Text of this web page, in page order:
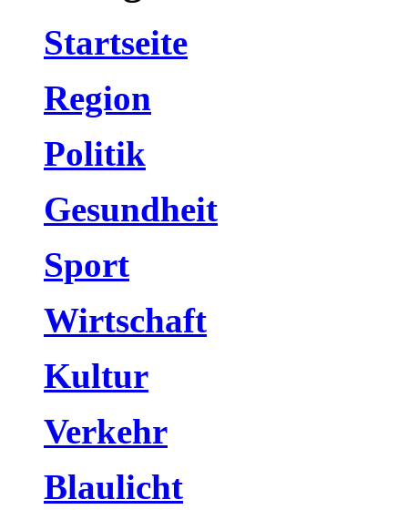
Startseite
Region
Politik
Gesundheit
Sport
Wirtschaft
Kultur
Verkehr
Blaulicht